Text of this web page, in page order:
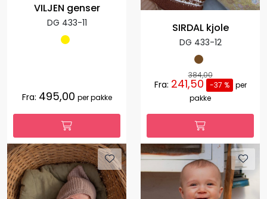
VILJEN genser
DG 433-11
Fra: 495,00 per pakke
SIRDAL kjole
DG 433-12
384,00
Fra: 241,50 -37 %
per
pakke